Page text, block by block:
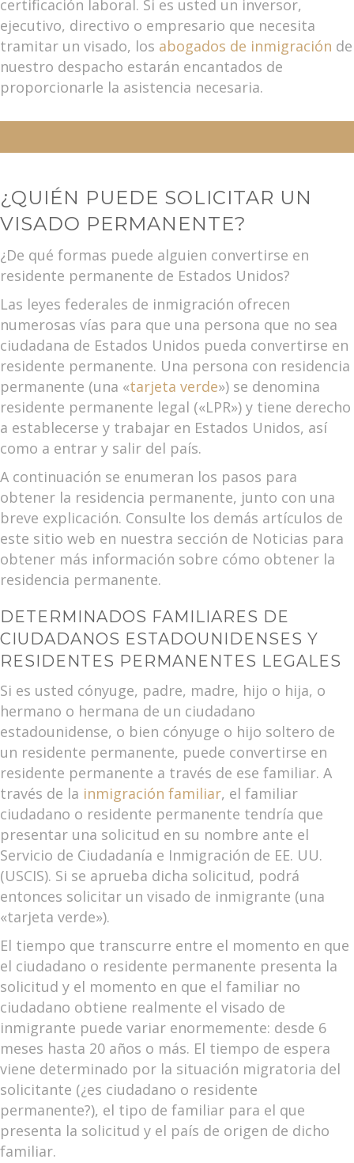
certificación laboral. Si es usted un inversor,
ejecutivo, directivo o empresario que necesita
tramitar un visado, los abogados de inmigración de
nuestro despacho estarán encantados de
proporcionarle la asistencia necesaria.
¿QUIÉN PUEDE SOLICITAR UN
VISADO PERMANENTE?
¿De qué formas puede alguien convertirse en
residente permanente de Estados Unidos?
Las leyes federales de inmigración ofrecen
numerosas vías para que una persona que no sea
ciudadana de Estados Unidos pueda convertirse en
residente permanente. Una persona con residencia
permanente (una «tarjeta verde») se denomina
residente permanente legal («LPR») y tiene derecho
a establecerse y trabajar en Estados Unidos, así
como a entrar y salir del país.
A continuación se enumeran los pasos para
obtener la residencia permanente, junto con una
breve explicación. Consulte los demás artículos de
este sitio web en nuestra sección de Noticias para
obtener más información sobre cómo obtener la
residencia permanente.
DETERMINADOS FAMILIARES DE
CIUDADANOS ESTADOUNIDENSES Y
RESIDENTES PERMANENTES LEGALES
Si es usted cónyuge, padre, madre, hijo o hija, o
hermano o hermana de un ciudadano
estadounidense, o bien cónyuge o hijo soltero de
un residente permanente, puede convertirse en
residente permanente a través de ese familiar. A
través de la inmigración familiar, el familiar
ciudadano o residente permanente tendría que
presentar una solicitud en su nombre ante el
Servicio de Ciudadanía e Inmigración de EE. UU.
(USCIS). Si se aprueba dicha solicitud, podrá
entonces solicitar un visado de inmigrante (una
«tarjeta verde»).
El tiempo que transcurre entre el momento en que
el ciudadano o residente permanente presenta la
solicitud y el momento en que el familiar no
ciudadano obtiene realmente el visado de
inmigrante puede variar enormemente: desde 6
meses hasta 20 años o más. El tiempo de espera
viene determinado por la situación migratoria del
solicitante (¿es ciudadano o residente
permanente?), el tipo de familiar para el que
presenta la solicitud y el país de origen de dicho
familiar.